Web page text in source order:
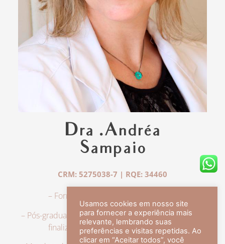
Dra .Andréa
Sampaio
CRM: 5275038-7 | RQE: 34460
– Formação em Medicina pela UFRJ.
– Pós-graduação em Dermatologia pela UFRJ, tendo
finalizado a especialização em 2007.
Usamos cookies em nosso site
para fornecer a experiência mais
relevante, lembrando suas
preferências e visitas repetidas. Ao
clicar em “Aceitar todos”, você